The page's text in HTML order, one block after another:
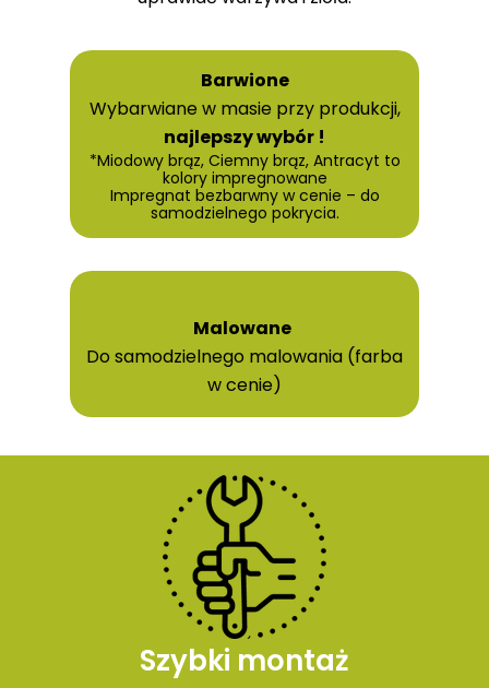
Malowane
Do samodzielnego malowania (farba
w cenie)
Barwione
Wybarwiane w masie przy produkcji,
najlepszy wybór !
*Miodowy brąz, Ciemny brąz, Antracyt to
kolory impregnowane
Impregnat bezbarwny w cenie – do
samodzielnego pokrycia.
Szybki montaż